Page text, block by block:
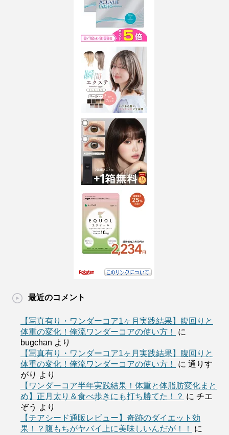
最近のコメント
【写真有り・ワンダーコア1ヶ月実践結果】腹回りと
体重の変化！俺流ワンダーコアの使い方！
に
bugchan より
【写真有り・ワンダーコア1ヶ月実践結果】腹回りと
体重の変化！俺流ワンダーコアの使い方！
に 通りす
がり より
【ワンダーコア半年実践結果！体重と体脂肪変化まと
め】正月太り＆食べ歩きにも打ち勝てた！？ に チエ
ぞう より
【チアシード通販レビュー】奇跡のダイエット効
果！？腹もちがヤバイ上に美味しいんだが！！
に